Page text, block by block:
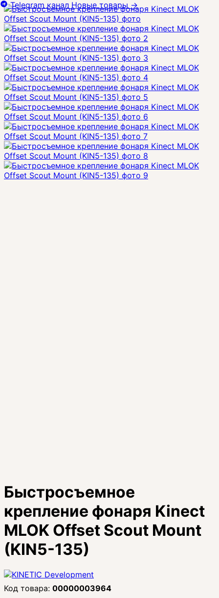
Быстросъемное
крепление фонаря Kinect
MLOK Offset Scout Mount
(KIN5-135)
00000003964
Telegram канал Новые товары →